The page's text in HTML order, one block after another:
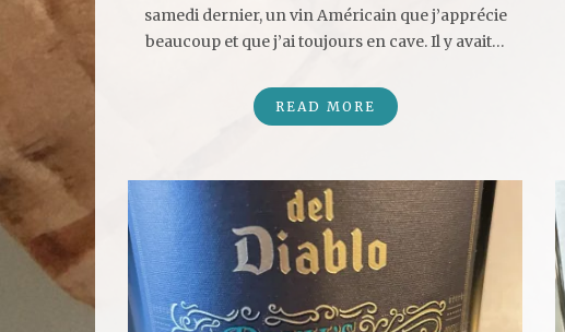
samedi dernier, un vin Américain que j’apprécie
beaucoup et que j’ai toujours en cave. Il y avait…
READ MORE